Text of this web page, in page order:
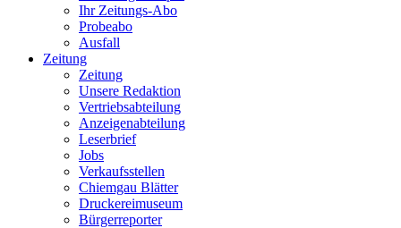
Ihr Zeitungs-Abo
Probeabo
Ausfall
Zeitung
Zeitung
Unsere Redaktion
Vertriebsabteilung
Anzeigenabteilung
Leserbrief
Jobs
Verkaufsstellen
Chiemgau Blätter
Druckereimuseum
Bürgerreporter